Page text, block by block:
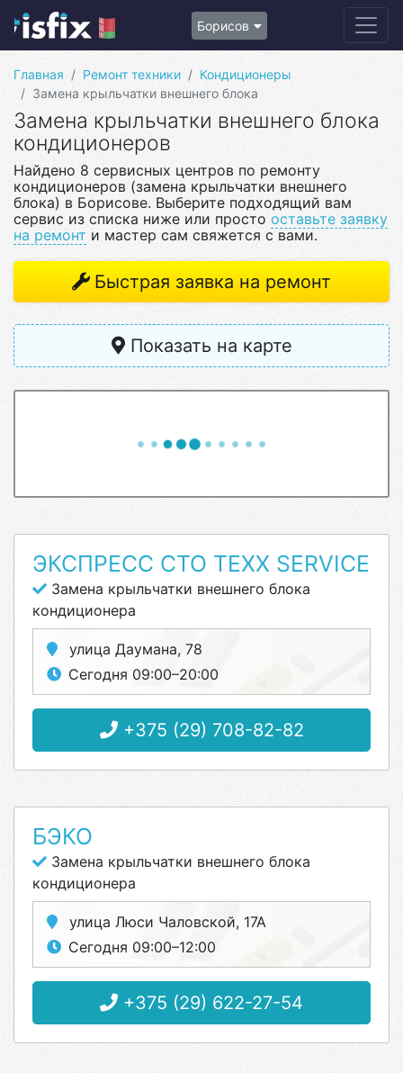
Борисов
Главная Ремонт техники
Кондиционеры
Замена крыльчатки внешнего блока
Замена крыльчатки внешнего блока
кондиционеров
Найдено 8 сервисных центров по ремонту
кондиционеров (замена крыльчатки внешнего
блока) в Борисове. Выберите подходящий вам
сервис из списка ниже или просто оставьте заявку
на ремонт и мастер сам свяжется с вами.
Быстрая заявка на ремонт
Показать на карте
ЭКСПРЕСС СТО TEXX SERVICE
Замена крыльчатки внешнего блока
кондиционера
улица Даумана, 78
Сегодня 09:00–20:00
+375 (29) 708-82-82
БЭКО
Замена крыльчатки внешнего блока
кондиционера
улица Люси Чаловской, 17А
Сегодня 09:00–12:00
+375 (29) 622-27-54